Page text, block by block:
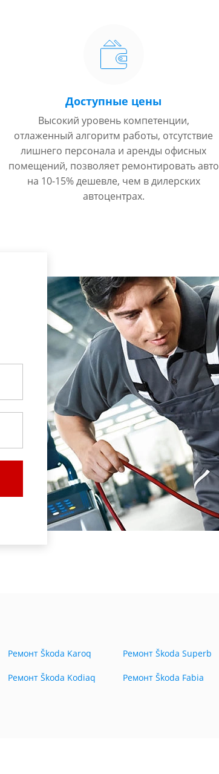
Доступные цены
Высокий уровень компетенции,
отлаженный алгоритм работы, отсутствие
лишнего персонала и аренды офисных
помещений, позволяет ремонтировать авто
на 10-15% дешевле, чем в дилерских
автоцентрах.
Ремонт Škoda Karoq
Ремонт Škoda Kodiaq
Ремонт Škoda Superb
Ремонт Škoda Fabia